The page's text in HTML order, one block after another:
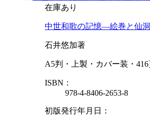
在庫あり
中世和歌の記憶—絵巻と仙
石井悠加著
A5判・上製・カバー装・
ISBN：
978-4-8406-2653-8
初版発行年月日：